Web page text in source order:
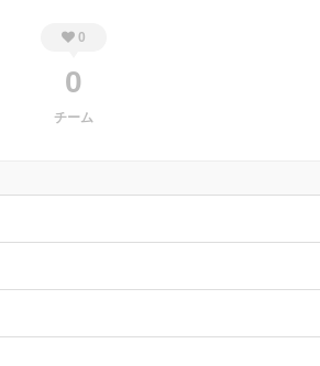
0
0
チーム